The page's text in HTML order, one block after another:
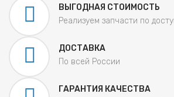
ВЫГОДНАЯ СТОИМОСТЬ
Реализуем запчасти по
ДОСТАВКА
По всей России
ГАРАНТИЯ КАЧЕСТВА